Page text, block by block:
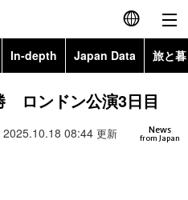
English
简体字
繁體字
In-depth Japan Data 旅と
Topics
Images
ロンドン公演3日目
News
from Japan
08:44 更新